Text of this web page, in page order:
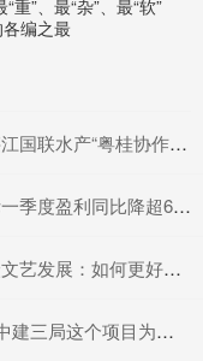
重”、最“杂”、最“软”
编之最
协作帮扶车间”在吴川揭牌
成 三一国际首季营收超66亿元
何更好地与时代同频共振
个项目为安全生产示范